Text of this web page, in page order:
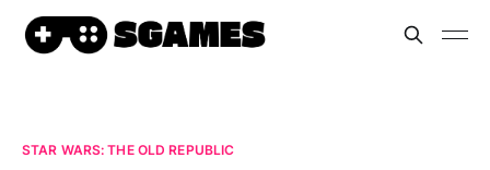
STAR WARS: THE OLD REPUBLIC